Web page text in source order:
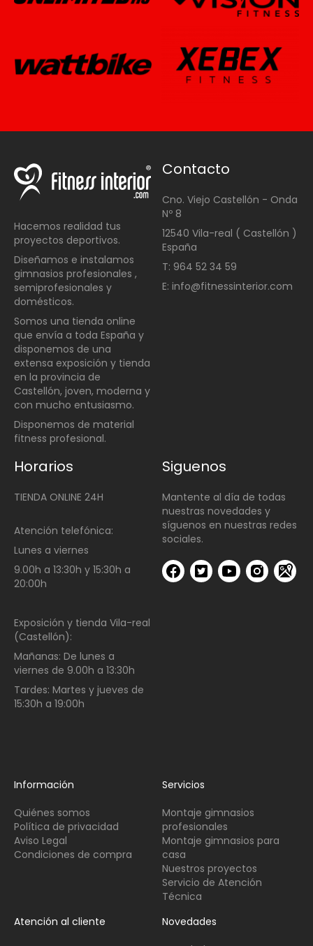
Hacemos realidad tus
proyectos deportivos.
Diseñamos e instalamos
gimnasios profesionales ,
semiprofesionales y
domésticos.
Somos una tienda online
que envía a toda España y
disponemos de una
extensa exposición y tienda
en la provincia de
Castellón, joven, moderna y
con mucho entusiasmo.
Disponemos de material
fitness profesional.
Contacto
Cno. Viejo Castellón - Onda
Nº 8
12540 Vila-real ( Castellón )
España
T: 964 52 34 59
E: info@fitnessinterior.com
Horarios
TIENDA ONLINE 24H
Atención telefónica:
Lunes a viernes
9.00h a 13:30h y 15:30h a
20:00h
Exposición y tienda Vila-real
(Castellón):
Mañanas: De lunes a
viernes de 9.00h a 13:30h
Tardes: Martes y jueves de
15:30h a 19:00h
Siguenos
Mantente al día de todas
nuestras novedades y
síguenos en nuestras redes
sociales.
Información
Quiénes somos
Política de privacidad
Aviso Legal
Condiciones de compra
Servicios
Montaje gimnasios
profesionales
Montaje gimnasios para
casa
Nuestros proyectos
Servicio de Atención
Técnica
Atención al cliente
Novedades